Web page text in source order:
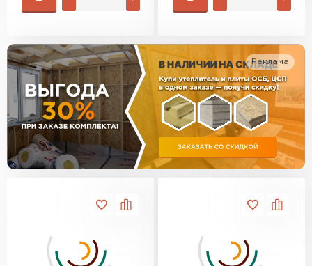
Реклама
Утеплитель Изотек
Утеплитель Ruspanel
ПЕРЕЙТИ
Утеплитель Hotrock
ПЕРЕЙТИ
Утеплитель Xotpipe
Утеплитель Юматекс
Утеплитель Теплекс
Утеплитель Эковер
Утеплитель Белтеп